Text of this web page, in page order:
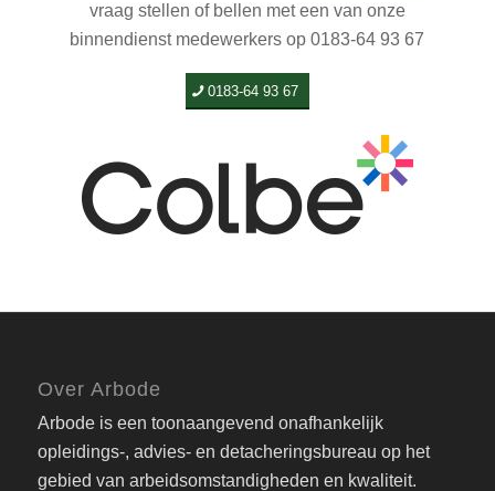
vraag stellen of bellen met een van onze
binnendienst medewerkers op 0183-64 93 67
0183-64 93 67
Over Arbode
Arbode is een toonaangevend onafhankelijk
opleidings-, advies- en detacheringsbureau op het
gebied van arbeidsomstandigheden en kwaliteit.